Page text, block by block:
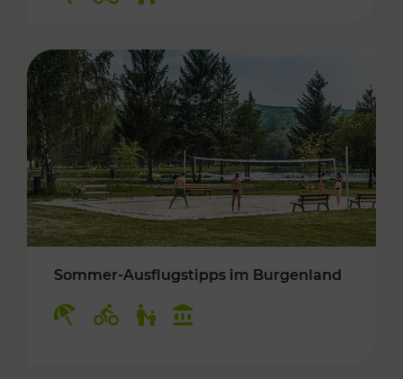
Sommer-Ausflugstipps im Burgenland